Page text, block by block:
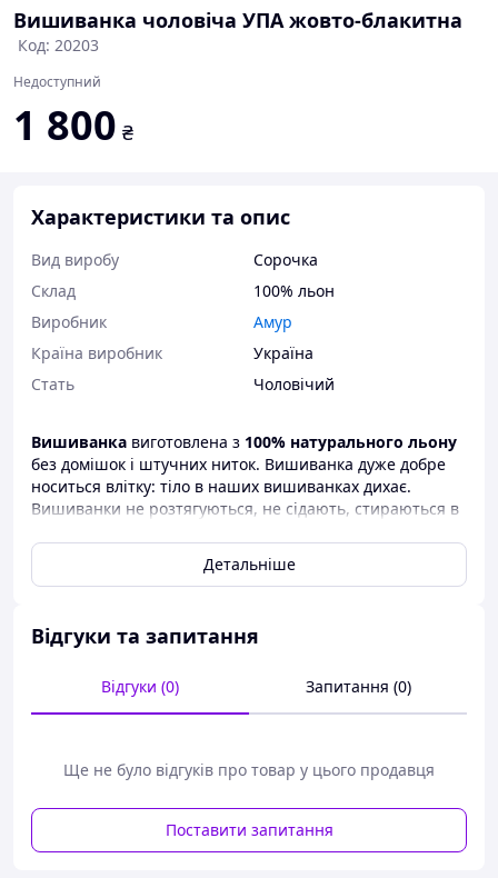
Вишиванка чоловіча УПА жовто-блакитна
Код: 20203
Недоступний
1 800 ₴
Характеристики та опис
Вид виробу
Сорочка
Склад
100% льон
Виробник
Амур
Країна виробник
Україна
Стать
Чоловічий
Вишиванка виготовлена з 100% натурального льону
без домішок і штучних ниток. Вишиванка дуже добре
носиться влітку: тіло в наших вишиванках дихає.
Вишиванки не розтягуються, не сідають, стираються в
алергії.
Данівишиванкиє ексклюзивним товаром для
Україні. Наші вишивки продаються
Тому торгівля відбувається як
Вишиваночки продаються в деяких районах Карпат.
Користуються популярністю на Сорочинському
ярмарку.
Вишиванка виготовлена з100% натурального льону
без жодних домішок і штучних ниток. Вишиванка дуже
Детальніше
Відгуки та запитання
Відгуки (0) Запитання (0)
Ще не було відгуків про товар у цього продавця
Поставити запитання